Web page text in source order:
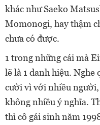
khác như Saeko
Momonogi, hay thậm
chưa có được.
1 trong những cái mà
lẽ là 1 danh hiệu. Nghe
cười vì với nhiều
không nhiều ý nghĩa.
thì cô gái sinh năm